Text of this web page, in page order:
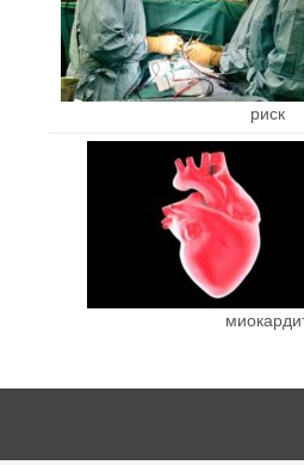
риск